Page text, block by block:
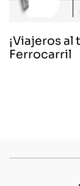
¡Viajeros al
Ferrocarril